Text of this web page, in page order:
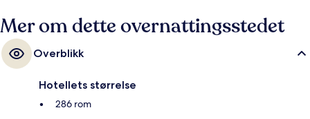
Mer om dette overnattingsstedet
Overblikk
Hotellets størrelse
286 rom